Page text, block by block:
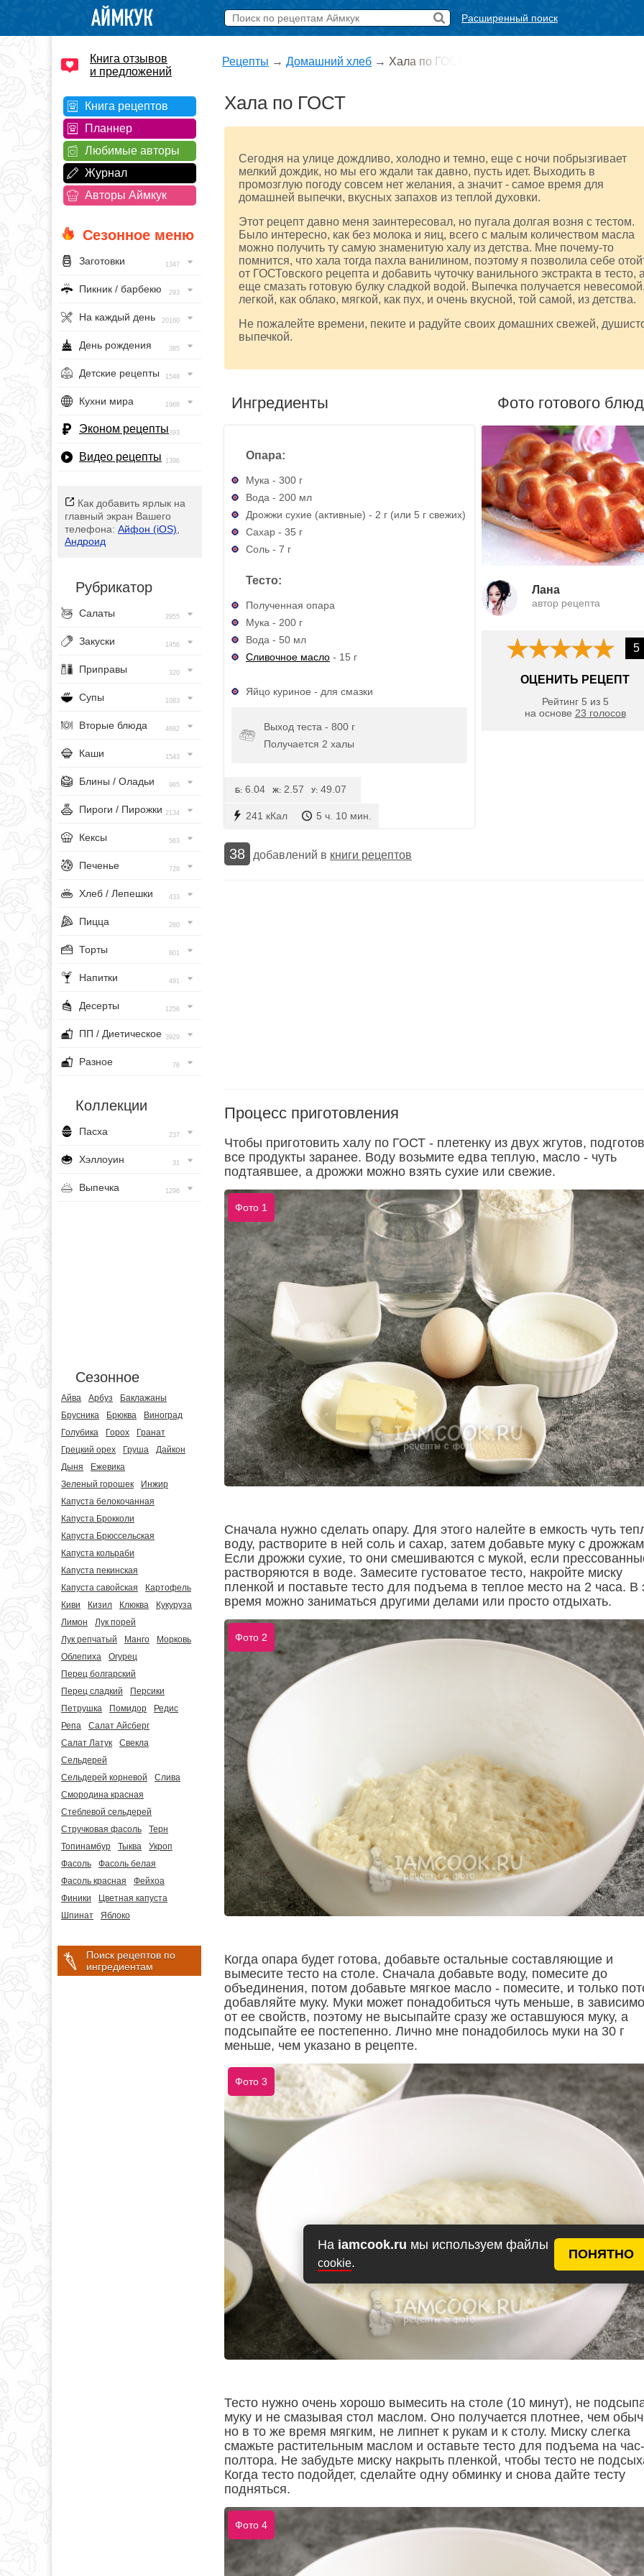
На iamcook.ru мы используем файлы
cookie.
ПОНЯТНО
Расширенный поиск
Книга отзывов
и предложений
Книга рецептов
Планнер
Любимые авторы
Журнал
Авторы Аймкук
Сезонное меню
Заготовки 1347
Пикник / барбекю 293
На каждый день 20160
День рождения 385
Детские рецепты 1548
Кухни мира 1968
Эконом рецепты393
Видео рецепты 1396
Как добавить ярлык на
главный экран Вашего
телефона: Айфон (iOS)
Андроид
Рубрикатор
Салаты 2955
Закуски 1456
Приправы 320
Супы 1083
Вторые блюда 4682
Каши 1543
Блины / Оладьи 965
Пироги / Пирожки 2134
Кексы 563
Печенье 728
Хлеб / Лепешки 433
Пицца 260
Торты 801
Напитки 491
Десерты 1256
ПП / Диетическое 3929
Разное 76
Коллекции
Пасха 237
Хэллоуин 31
Выпечка 1296
Сезонное
Айва Арбуз
Баклажаны
Брусника
Брюква
Виноград
Голубика
Горох
Гранат
Грецкий орех
Груша
Дайкон
Дыня
Ежевика
Зеленый горошек
Инжир
Капуста белокочанная
Капуста Брокколи
Капуста Брюссельская
Капуста кольраби
Капуста пекинская
Капуста савойская
Картофель
Киви
Кизил Клюква
Кукуруза
Лимон
Лук порей
Лук репчатый
Манго
Морковь
Облепиха
Огурец
Перец болгарский
Перец сладкий
Персики
Петрушка
Помидор
Редис
Репа
Салат Айсберг
Салат Латук
Свекла
Сельдерей
Сельдерей корневой
Слива
Смородина красная
Стеблевой сельдерей
Стручковая фасоль
Терн
Топинамбур
Тыква
Укроп
Фасоль
Фасоль белая
Фасоль красная
Фейхоа
Финики
Цветная капуста
Шпинат
Яблоко
Поиск рецептов по
ингредиентам
Рецепты → Домашний хлеб → Хала по ГОСТ
Хала по ГОСТ
Сегодня на улице дождливо, холодно и темно, еще с ночи побрызгивает
мелкий дождик, но мы его ждали так давно, пусть идет. Выходить в
промозглую погоду совсем нет желания, а значит - самое время для
домашней выпечки, вкусных запахов из теплой духовки.
Этот рецепт давно меня заинтересовал, но пугала долгая возня с тестом.
Было интересно, как без молока и яиц, всего с малым количеством масла
можно получить ту самую знаменитую халу из детства. Мне почему-то
помнится, что хала тогда пахла ванилином, поэтому я позволила себе
от ГОСТовского рецепта и добавить чуточку ванильного экстракта в тесто,
еще смазать готовую булку сладкой водой. Выпечка получается
легкой, как облако, мягкой, как пух, и очень вкусной, той самой, из детства.
Не пожалейте времени, пеките и радуйте своих домашних свежей,
выпечкой.
Ингредиенты
Опара:
Мука - 300 г
Вода - 200 мл
Дрожжи сухие (активные) - 2 г (или 5 г свежих)
Сахар - 35 г
Соль - 7 г
Тесто:
Полученная опара
Мука - 200 г
Вода - 50 мл
Сливочное масло - 15 г
Яйцо куриное - для смазки
Выход теста - 800 г
Получается 2 халы
241 кКал 5 ч. 10 мин.
Б: 6.04 Ж: 2.57 У: 49.07
Фото готового
Лана
автор рецепта
5
ОЦЕНИТЬ РЕЦЕПТ
Рейтинг 5 из 5
на основе 23 голосов
38 добавлений в книги рецептов
Процесс приготовления
Чтобы приготовить халу по ГОСТ - плетенку из двух жгутов,
все продукты заранее. Воду возьмите едва теплую, масло - чуть
подтаявшее, а дрожжи можно взять сухие или свежие.
Фото 1
Сначала нужно сделать опару. Для этого налейте в емкость чуть
воду, растворите в ней соль и сахар, затем добавьте муку с
Если дрожжи сухие, то они смешиваются с мукой, если
растворяются в воде. Замесите густоватое тесто, накройте миску
пленкой и поставьте тесто для подъема в теплое место на 2 часа. В
время можно заниматься другими делами или просто отдыхать.
Фото 2
Когда опара будет готова, добавьте остальные составляющие и
вымесите тесто на столе. Сначала добавьте воду, помесите до
объединения, потом добавьте мягкое масло - помесите, и только
добавляйте муку. Муки может понадобиться чуть меньше, в
от ее свойств, поэтому не высыпайте сразу же оставшуюся муку, а
подсыпайте ее постепенно. Лично мне понадобилось муки на 30 г
меньше, чем указано в рецепте.
Фото 3
Тесто нужно очень хорошо вымесить на столе (10 минут), не
муку и не смазывая стол маслом. Оно получается плотнее, чем
но в то же время мягким, не липнет к рукам и к столу. Миску слегка
смажьте растительным маслом и оставьте тесто для подъема на час-
полтора. Не забудьте миску накрыть пленкой, чтобы тесто не
Когда тесто подойдет, сделайте одну обминку и снова дайте тесту
подняться.
Фото 4